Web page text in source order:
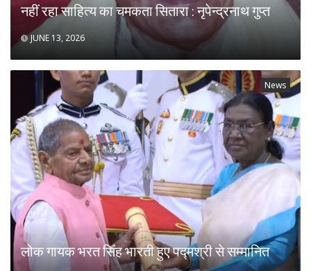
नहीं रहा साहित्य का चमकता सितारा : नृपेन्द्रनाथ गुप्त
JUNE 13, 2026
News
लोक गायक भरत सिंह भारती हुए पद्मश्री से सम्मानित